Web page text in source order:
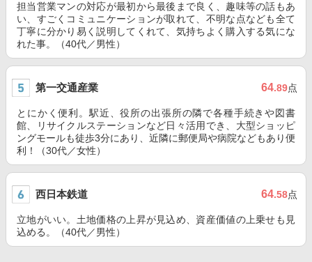
担当営業マンの対応が最初から最後まで良く、趣味等の話もあ
い、すごくコミュニケーションが取れて、不明な点なども全て
丁寧に分かり易く説明してくれて、気持ちよく購入する気にな
れた事。（40代／男性）
第一交通産業 64.89点
とにかく便利。駅近、役所の出張所の隣で各種手続きや図書
館、リサイクルステーションなど日々活用でき、大型ショッピ
ングモールも徒歩3分にあり、近隣に郵便局や病院などもあり便
利！（30代／女性）
西日本鉄道 64.58点
立地がいい。土地価格の上昇が見込め、資産価値の上乗せも見
込める。（40代／男性）